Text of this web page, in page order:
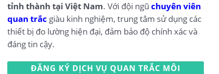
tỉnh thành tại Việt Nam. Với đội ngũ chuyên viên
quan trắc giàu kinh nghiệm, trung tâm sử dụng các
thiết bị đo lường hiện đại, đảm bảo độ chính xác và
đáng tin cậy.
ĐĂNG KÝ DỊCH VỤ QUAN TRẮC MÔI